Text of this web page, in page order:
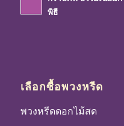
พิธี
เลือกซื้อพวงหรีด
พวงหรีดดอกไม้สด